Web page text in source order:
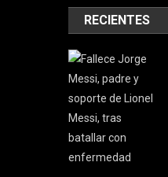
RECIENTES